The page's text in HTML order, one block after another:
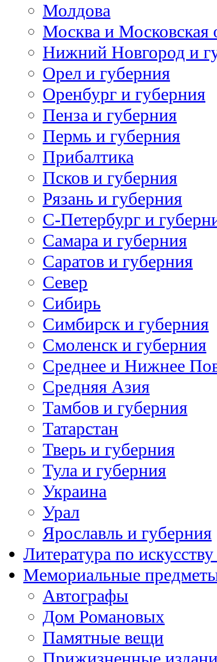
Молдова
Москва и Московская
Нижний Новгород и
Орел и губерния
Оренбург и губерния
Пенза и губерния
Пермь и губерния
Прибалтика
Псков и губерния
Рязань и губерния
С-Петербург и
Самара и губерния
Саратов и губерния
Север
Сибирь
Симбирск и губерния
Смоленск и губерния
Среднее и Нижнее
Средняя Азия
Тамбов и губерния
Татарстан
Тверь и губерния
Тула и губерния
Украина
Урал
Ярославль и губерния
Литература по
Мемориальные
Автографы
Дом Романовых
Памятные вещи